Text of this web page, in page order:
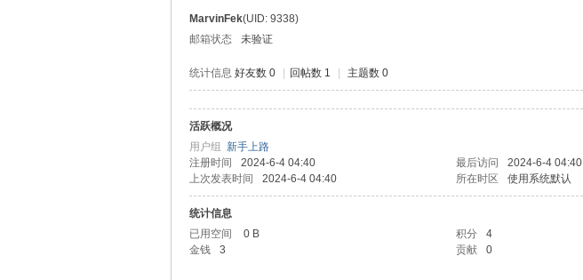
MarvinFek(UID: 9338)
邮箱状态
未验证
统计信息 好友数 0 回帖数 1 主题数 0
活跃概况
用户组 新手上路
注册时间
2024-6-4 04:40 最后访问 2024-6-4 04:40
上次发表时间
2024-6-4 04:40 所在时区 使用系统默认
统计信息
已用空间
0 B 积分 4
金钱
3 贡献 0